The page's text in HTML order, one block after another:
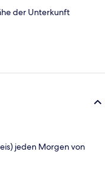
der Unterkunft
jeden Morgen von